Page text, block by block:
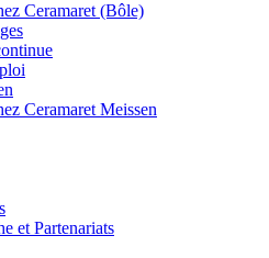
Ceramaret (Bôle)
Ceramaret Meissen
et Partenariats